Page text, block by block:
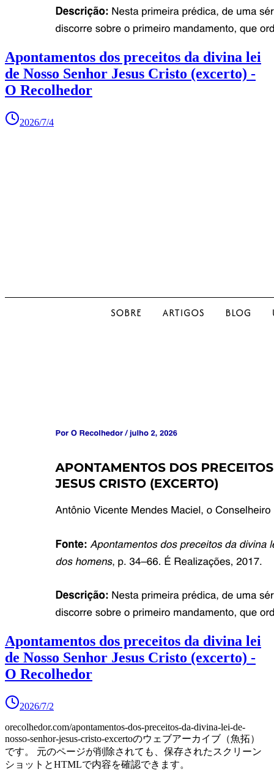
Apontamentos dos preceitos da divina lei
de Nosso Senhor Jesus Cristo (excerto) -
O Recolhedor
2026/7/4
Apontamentos dos preceitos da divina lei
de Nosso Senhor Jesus Cristo (excerto) -
O Recolhedor
2026/7/2
orecolhedor.com/apontamentos-dos-preceitos-da-divina-lei-de-
nosso-senhor-jesus-cristo-excertoのウェブアーカイブ（魚拓）
です。
元のページが削除されても、保存されたスクリーン
ショットとHTMLで内容を確認できます。